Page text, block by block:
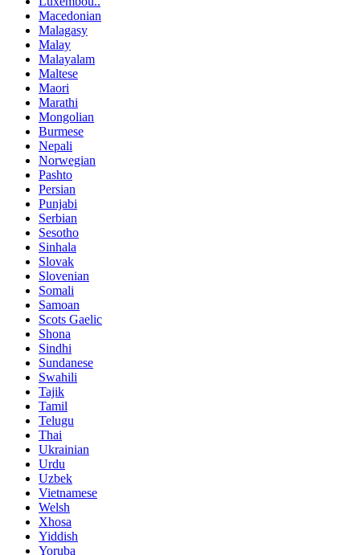
Macedonian
Malagasy
Malay
Malayalam
Maltese
Maori
Marathi
Mongolian
Burmese
Nepali
Norwegian
Pashto
Persian
Punjabi
Serbian
Sesotho
Sinhala
Slovak
Slovenian
Somali
Samoan
Scots Gaelic
Shona
Sindhi
Sundanese
Swahili
Tajik
Tamil
Telugu
Thai
Ukrainian
Urdu
Uzbek
Vietnamese
Welsh
Xhosa
Yiddish
Yoruba